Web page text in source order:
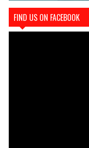
FIND US ON FACEBOOK